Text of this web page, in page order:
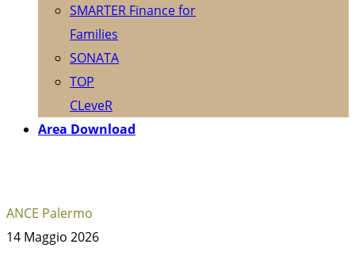
SMARTER Finance for
Families
SONATA
TOP
CLeveR
Area Download
ANCE Palermo
14 Maggio 2026